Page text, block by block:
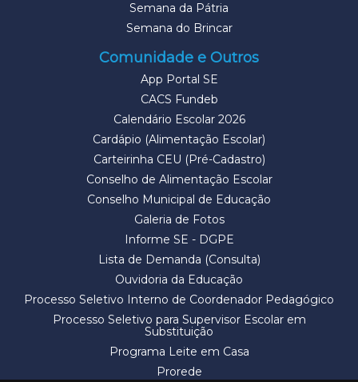
Semana da Pátria
Semana do Brincar
Comunidade e Outros
App Portal SE
CACS Fundeb
Calendário Escolar 2026
Cardápio (Alimentação Escolar)
Carteirinha CEU (Pré-Cadastro)
Conselho de Alimentação Escolar
Conselho Municipal de Educação
Galeria de Fotos
Informe SE - DGPE
Lista de Demanda (Consulta)
Ouvidoria da Educação
Processo Seletivo Interno de Coordenador Pedagógico
Processo Seletivo para Supervisor Escolar em
Substituição
Programa Leite em Casa
Prorede